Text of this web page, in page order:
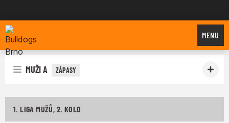
Bulldogs Brno
MENU
MUŽI A ZÁPASY
1. LIGA MUŽŮ, 2. KOLO